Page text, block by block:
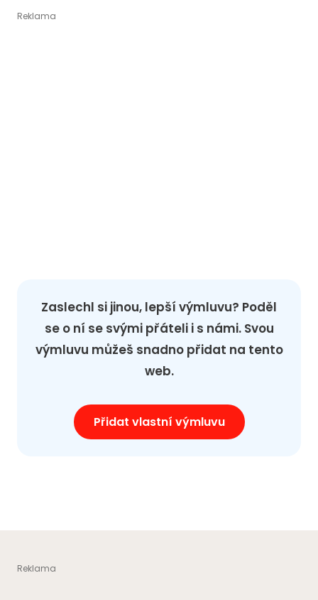
Zaslechl si jinou, lepší výmluvu? Poděl
se o ní se svými přáteli i s námi. Svou
výmluvu můžeš snadno přidat na tento
web.
Přidat vlastní výmluvu